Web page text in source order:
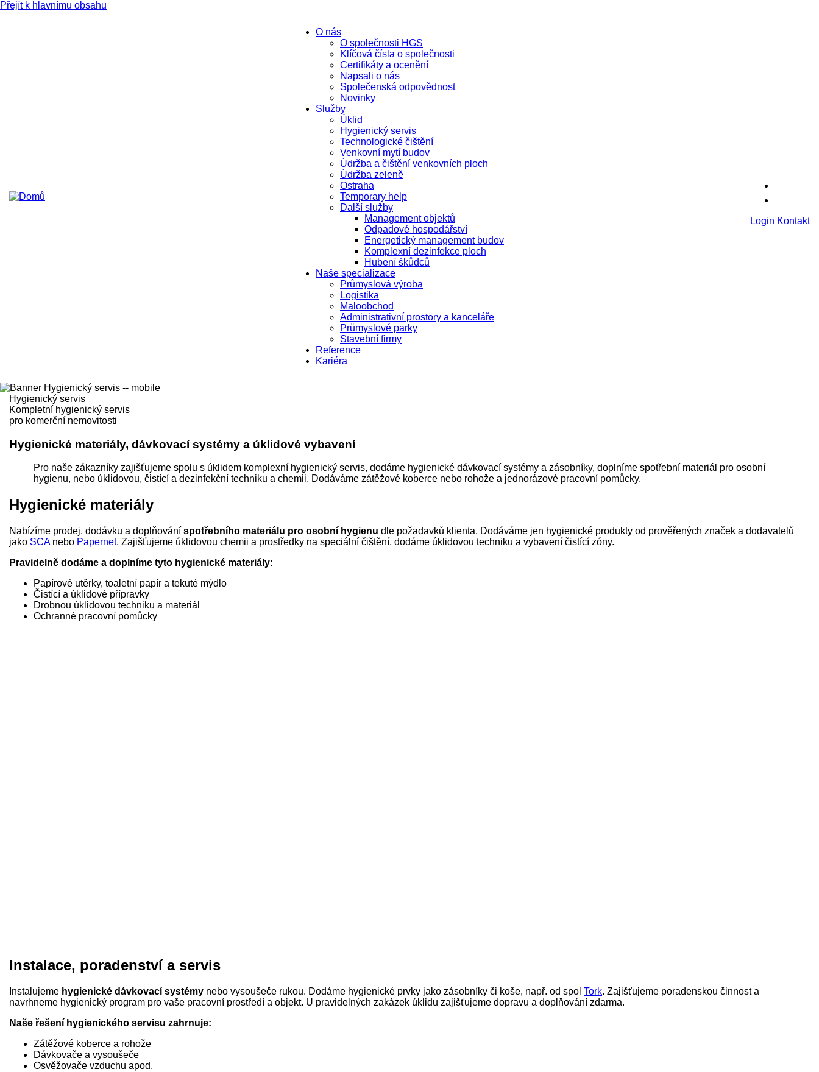
Přejít k hlavnímu obsahu
O nás
O společnosti HGS
Klíčová čísla o společnosti
Certifikáty a ocenění
Napsali o nás
Společenská odpovědnost
Novinky
Služby
Úklid
Hygienický servis
Technologické čištění
Venkovní mytí budov
Údržba a čištění venkovních ploch
Údržba zeleně
Ostraha
Temporary help
Další služby
Management objektů
Odpadové hospodářství
Energetický management budov
Komplexní dezinfekce ploch
Hubení škůdců
Naše specializace
Průmyslová výroba
Logistika
Maloobchod
Administrativní prostory a kanceláře
Průmyslové parky
Stavební firmy
Reference
Kariéra
Login Kontakt
Hygienický servis
Kompletní hygienický servis
pro komerční nemovitosti
Hygienické materiály, dávkovací systémy a úklidové vybavení
Pro naše zákazníky zajišťujeme spolu s úklidem komplexní hygienický servis, dodáme hygienické dávkovací systémy a zásobníky, doplníme spotřební materiál pro osobní
hygienu, nebo úklidovou, čistící a dezinfekční techniku a chemii. Dodáváme zátěžové koberce nebo rohože a jednorázové pracovní pomůcky.
Hygienické materiály
Nabízíme prodej, dodávku a doplňování spotřebního materiálu pro osobní hygienu dle požadavků klienta. Dodáváme jen hygienické produkty od prověřených značek a dodavatelů
jako SCAnebo Papernet. Zajišťujeme úklidovou chemii a prostředky na speciální čištění, dodáme úklidovou techniku a vybavení čistící zóny.
Pravidelně dodáme a doplníme tyto hygienické materiály:
Papírové utěrky, toaletní papír a tekuté mýdlo
Čistící a úklidové přípravky
Drobnou úklidovou techniku a materiál
Ochranné pracovní pomůcky
Instalace, poradenství a servis
Instalujeme hygienické dávkovací systémy nebo vysoušeče rukou. Dodáme hygienické prvky jako zásobníky či koše, např. od spol Tork. Zajišťujeme poradenskou činnost a
navrhneme hygienický program pro vaše pracovní prostředí a objekt. U pravidelných zakázek úklidu zajišťujeme dopravu a doplňování zdarma.
Naše řešení hygienického servisu zahrnuje:
Zátěžové koberce a rohože
Dávkovače a vysoušeče
Osvěžovače vzduchu apod.